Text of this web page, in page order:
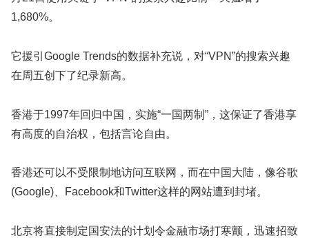
1,680%。
它援引Google Trends的数据补充说，对“VPN”的搜索兴趣
在周五创下了纪录新高。
香港于1997年回归中国，实施“一国两制”，这保证了香港享
有高度的自治权，包括言论自由。
香港还可以不受限制地访问互联网，而在中国大陆，像谷歌
(Google)、Facebook和Twitter这样的网站遭到封堵。
北京将直接制定国安法的计划令金融市场打寒颤，迅速招致